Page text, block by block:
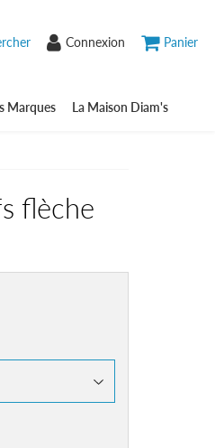
Connexion Panier
Marques La Maison Diam's
flèche